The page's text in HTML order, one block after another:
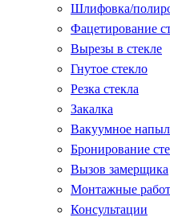
Шлифовка/
Фацетирование
Вырезы в стекле
Гнутое стекло
Резка стекла
Закалка
Вакуумное
Бронирование
Вызов замерщика
Монтажные
Консультации